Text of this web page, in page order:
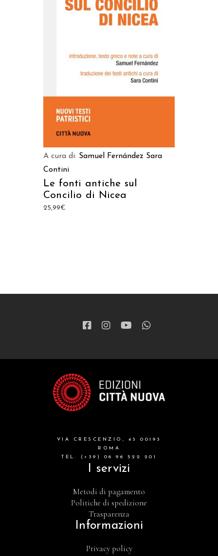
A cura di: Samuel Fernández Sara
Contini
Le fonti antiche sul
Concilio di Nicea
25,99€
VIA CRESCENZIO, 43 00193
ROMA
TEL. (+39) 06 96 522 201
I servizi
Metodi di pagamento
Politiche di spedizione
Trasparenza
Informazioni
Privacy policy